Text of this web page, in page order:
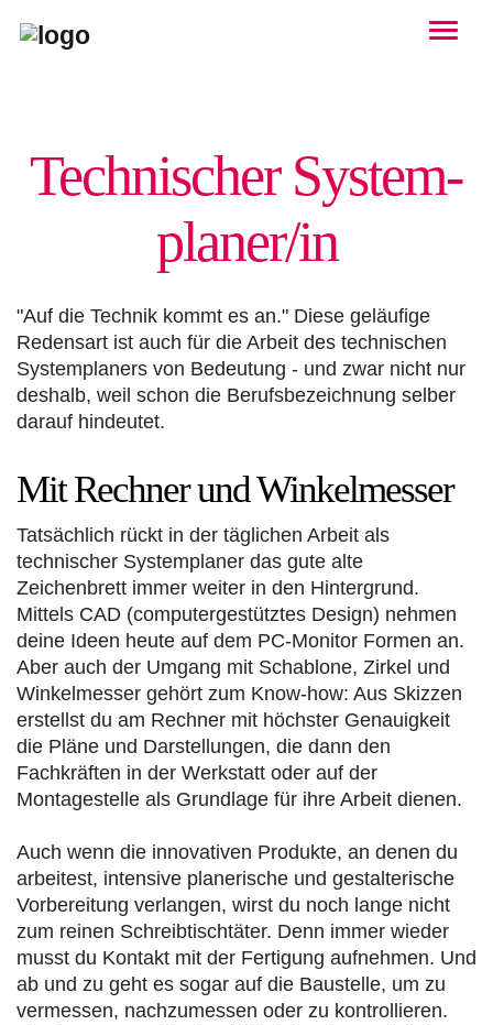
Technischer System­
planer/in
"Auf die Technik kommt es an." Diese geläufige
Redensart ist auch für die Arbeit des technischen
Systemplaners von Bedeutung - und zwar nicht nur
deshalb, weil schon die Berufsbezeichnung selber
darauf hindeutet.
Mit Rechner und Winkelmesser
Tatsächlich rückt in der täglichen Arbeit als
technischer Systemplaner das gute alte
Zeichenbrett immer weiter in den Hintergrund.
Mittels CAD (computergestütztes Design) nehmen
deine Ideen heute auf dem PC-Monitor Formen an.
Aber auch der Umgang mit Schablone, Zirkel und
Winkelmesser gehört zum Know-how: Aus Skizzen
erstellst du am Rechner mit höchster Genauigkeit
die Pläne und Darstellungen, die dann den
Fachkräften in der Werkstatt oder auf der
Montagestelle als Grundlage für ihre Arbeit dienen.
Auch wenn die innovativen Produkte, an denen du
arbeitest, intensive planerische und gestalterische
Vorbereitung verlangen, wirst du noch lange nicht
zum reinen Schreibtischtäter. Denn immer wieder
musst du Kontakt mit der Fertigung aufnehmen. Und
ab und zu geht es sogar auf die Baustelle, um zu
vermessen, nachzumessen oder zu kontrollieren.